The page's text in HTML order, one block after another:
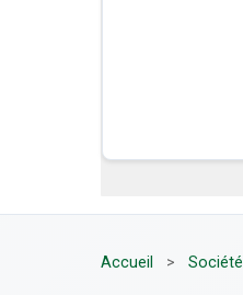
Accueil > Société